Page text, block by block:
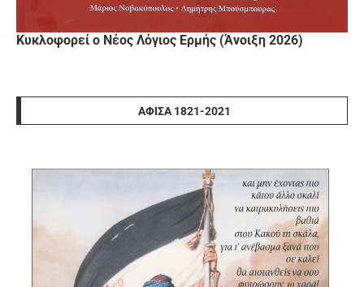
Κυκλοφορεί ο Νέος Λόγιος Ερμής (Άνοιξη 2026)
ΑΦΊΣΑ 1821-2021